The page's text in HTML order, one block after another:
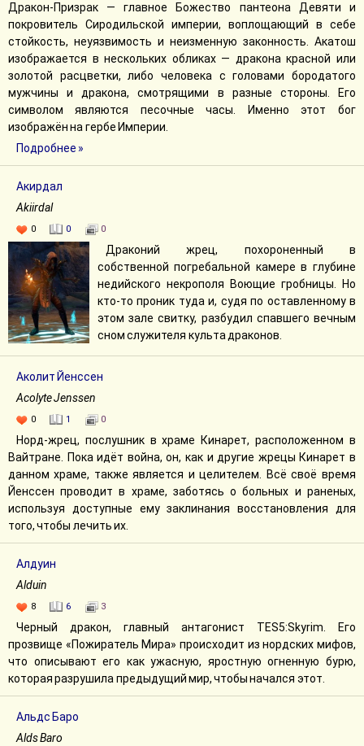
Дракон-Призрак — главное Божество пантеона Девяти и
покровитель Сиродильской империи, воплощающий в себе
стойкость, неуязвимость и неизменную законность. Акатош
изображается в нескольких обликах — дракона красной или
золотой расцветки, либо человека с головами бородатого
мужчины и дракона, смотрящими в разные стороны. Его
символом являются песочные часы. Именно этот бог
изображён на гербе Империи.
Подробнее »
Акирдал
Akiirdal
0 0 0
Драконий жрец, похороненный в
собственной погребальной камере в глубине
недийского некрополя Воющие гробницы. Но
кто-то проник туда и, судя по оставленному в
этом зале свитку, разбудил спавшего вечным
сном служителя культа драконов.
Аколит Йенссен
Acolyte Jenssen
0 1 0
Норд-жрец, послушник в храме Кинарет, расположенном в
Вайтране. Пока идёт война, он, как и другие жрецы Кинарет в
данном храме, также является и целителем. Всё своё время
Йенссен проводит в храме, заботясь о больных и раненых,
используя доступные ему заклинания восстановления для
того, чтобы лечить их.
Алдуин
Alduin
8 6 3
Черный дракон, главный антагонист TES5:Skyrim. Его
прозвище «Пожиратель Мира» происходит из нордских мифов,
что описывают его как ужасную, яростную огненную бурю,
которая разрушила предыдущий мир, чтобы начался этот.
Альдс Баро
Alds Baro